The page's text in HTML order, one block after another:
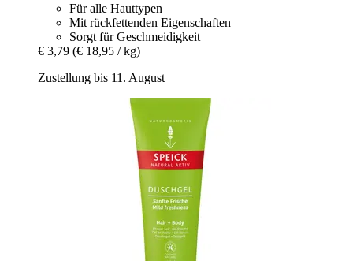
Für alle Hauttypen
Mit rückfettenden Eigenschaften
Sorgt für Geschmeidigkeit
€ 3,79 (€ 18,95 / kg)
Zustellung bis 11. August